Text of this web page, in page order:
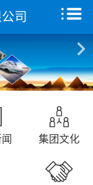
司
集团文化
首页
关于我们
产品中心
远征研发中心